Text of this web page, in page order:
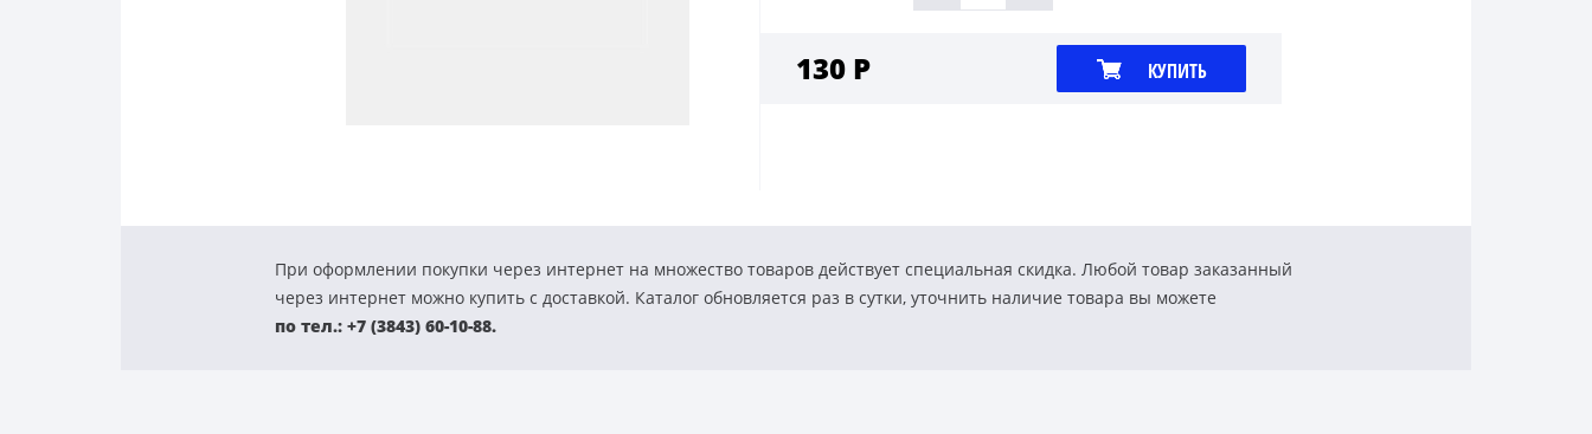
130 Р КУПИТЬ
При оформлении покупки через интернет на множество товаров действует специальная скидка. Любой товар заказанный
через интернет можно купить с доставкой. Каталог обновляется раз в сутки, уточнить наличие товара вы можете
по тел.: +7 (3843) 60-10-88.